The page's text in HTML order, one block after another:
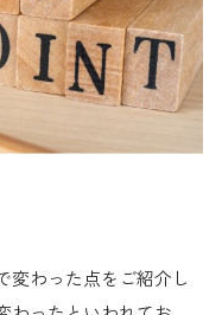
変わった点をご紹介し